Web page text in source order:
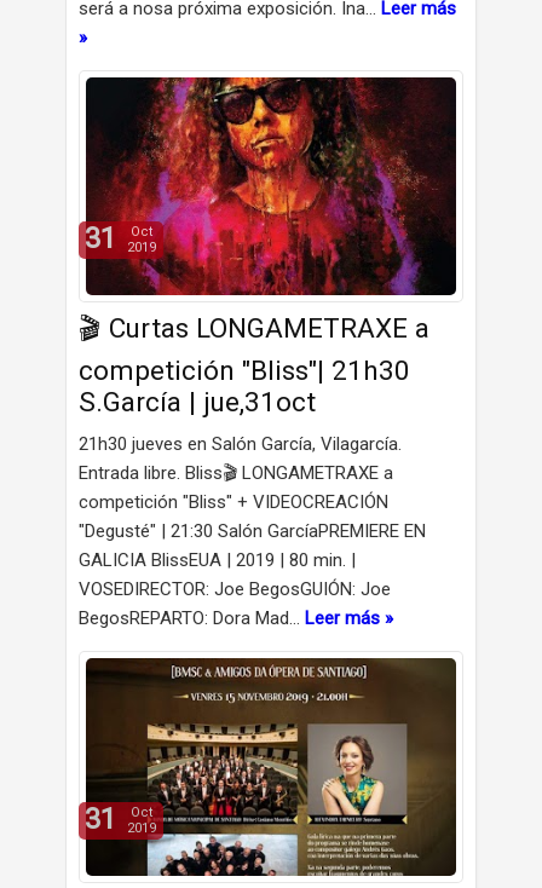
será a nosa próxima exposición. Ina… Leer más
»
🎬 Curtas LONGAMETRAXE a
competición "Bliss"| 21h30
S.García | jue,31oct
21h30 jueves en Salón García, Vilagarcía.
Entrada libre. Bliss🎬 LONGAMETRAXE a
competición "Bliss" + VIDEOCREACIÓN
"Degusté" | 21:30 Salón GarcíaPREMIERE EN
GALICIA BlissEUA | 2019 | 80 min. |
VOSEDIRECTOR: Joe BegosGUIÓN: Joe
BegosREPARTO: Dora Mad… Leer más »
31
Oct
2019
31
Oct
2019